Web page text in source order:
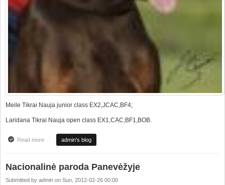
Meile Tikrai Nauja junior class EX2,JCAC,BF4;
Laridana Tikrai Nauja open class EX1,CAC,BF1,BOB.
Read moreabout Talinn national dog show Tikrai Nauja at the top!!!!
admin's blog
Nacionalinė paroda Panevėžyje
Submitted by admin on Sun, 2012-02-26 00:00